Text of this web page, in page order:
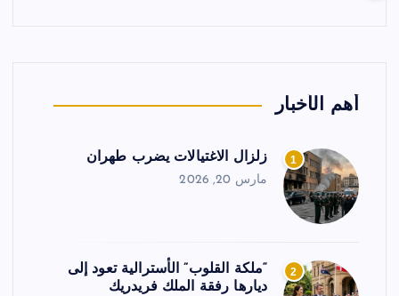
أهم الأخبار
1 زلزال الاغتيالات يضرب طهران
مارس 20, 2026
2
“ملكة القلوب” الأسترالية تعود إلى
ديارها رفقة الملك فريدريك